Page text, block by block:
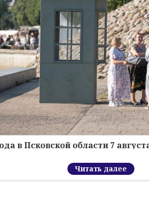
в Псковской области 7
Читать далее